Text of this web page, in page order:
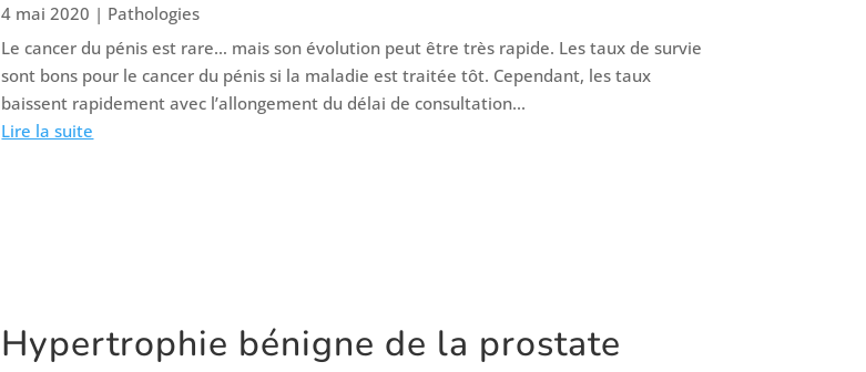
4 mai 2020 | Pathologies
Le cancer du pénis est rare… mais son évolution peut être très rapide. Les taux de survie
sont bons pour le cancer du pénis si la maladie est traitée tôt. Cependant, les taux
baissent rapidement avec l’allongement du délai de consultation...
Lire la suite
Hypertrophie bénigne de la prostate